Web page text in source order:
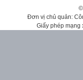
Đơn vị chủ quản:
Giấy phép mạng